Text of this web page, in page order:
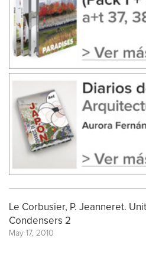
Le Corbusier, P. Jeanneret.
Condensers 2
May 17, 2010